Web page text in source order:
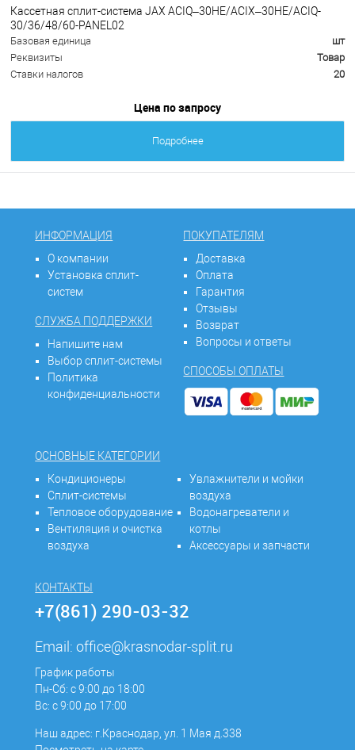
Кассетная сплит-система JAX ACIQ–30HE/ACIX–30HE/ACIQ-
30/36/48/60-PANEL02
Базовая единица
шт
Реквизиты
Товар
Ставки налогов
20
Цена по запросу
Подробнее
ИНФОРМАЦИЯ
О компании
Установка сплит-
систем
СЛУЖБА ПОДДЕРЖКИ
Напишите нам
Выбор сплит-системы
Политика
конфиденциальности
ПОКУПАТЕЛЯМ
Доставка
Оплата
Гарантия
Отзывы
Возврат
Вопросы и ответы
СПОСОБЫ ОПЛАТЫ
ОСНОВНЫЕ КАТЕГОРИИ
Кондиционеры
Сплит-системы
Тепловое оборудование
Вентиляция и очистка
воздуха
Увлажнители и мойки
воздуха
Водонагреватели и
котлы
Аксессуары и запчасти
КОНТАКТЫ
+7(861) 290-03-32
Email:office@krasnodar-split.ru
График работы
Пн-Сб: с 9:00 до 18:00
Вс: с 9:00 до 17:00
Наш адрес: г.Краснодар, ул. 1 Мая д.338